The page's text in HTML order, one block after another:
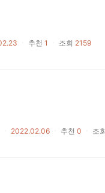
추천 1 조회 2159
2022.02.06 추천 0 조회